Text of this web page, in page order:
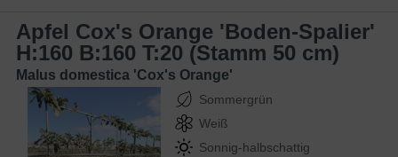
Apfel Cox's Orange 'Boden-Spalier'
H:160 B:160 T:20 (Stamm 50 cm)
Malus domestica 'Cox's Orange'
Sommergrün
Weiß
Sonnig-halbschattig